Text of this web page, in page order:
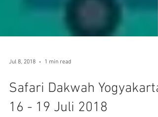
Jul 8, 2018 1 min read
Safari Dakwah Yogyakarta